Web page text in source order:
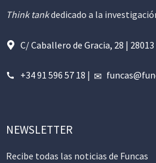
Think tankdedicado a la
C/ Caballero de Gracia, 28 |
+34 91 596 57 18 |
NEWSLETTER
Recibe todas las noticias de Funcas